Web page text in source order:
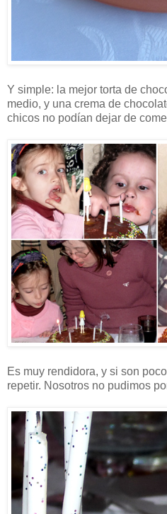
Y simple: la mejor torta de
medio, y una crema de
chicos no podían dejar de
Es muy rendidora, y si son
repetir. Nosotros no pudimos